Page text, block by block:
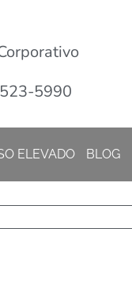
5990
ELEVADO BLOG